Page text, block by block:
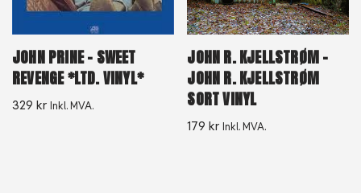
JOHN PRINE – SWEET
REVENGE *LTD. VINYL*
329 kr Inkl. MVA.
JOHN R. KJELLSTRØM –
JOHN R. KJELLSTRØM
SORT VINYL
179kr Inkl. MVA.